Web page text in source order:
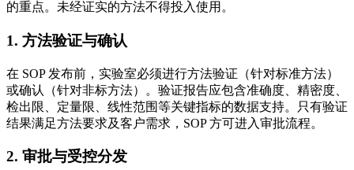
的重点。未经证实的方法不得投入使用。
1. 方法验证与确认
在 SOP 发布前，实验室必须进行方法验证（针对标准方法）
或确认（针对非标方法）。验证报告应包含准确度、精密度、
检出限、定量限、线性范围等关键指标的数据支持。只有验证
结果满足方法要求及客户需求，SOP 方可进入审批流程。
2. 审批与受控分发